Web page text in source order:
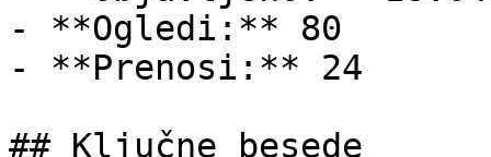
- **Ogledi:** 80
- **Prenosi:** 24
## Ključne besede